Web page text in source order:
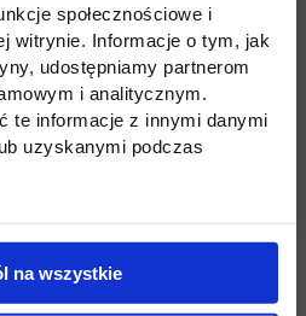
społecznościowe i
witrynie. Informacje o tym, jak
udostępniamy partnerom
i analitycznym.
te informacje z innymi danymi
uzyskanymi podczas
na wszystkie
Student
Wirtualna uczelnia
Dziekanat